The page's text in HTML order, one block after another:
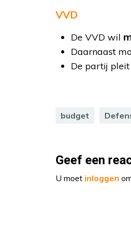
VVD
De VVD wil
Daarnaast
De partij pleit
budget
Geef een
U moet inloggen